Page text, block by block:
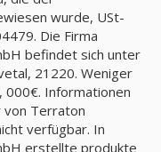
wurde, USt-
Die Firma
befindet sich unter
21220. Weniger
000€. Informationen
von Terraton
verfügbar. In
erstellte produkte